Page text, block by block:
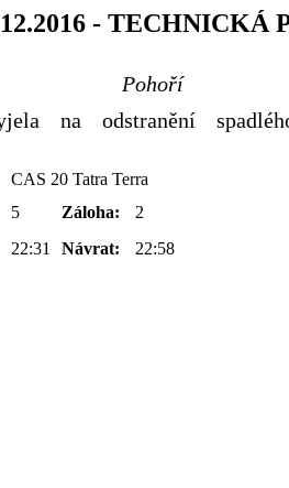
- TECHNICKÁ
Pohoří
na odstranění
CAS 20 Tatra Terra
5 Záloha: 2
22:31 Návrat: 22:58